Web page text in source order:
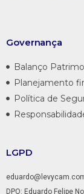
Governança
Balanço
Planejamento
Política de
LGPD
DPO: Eduardo Felipe